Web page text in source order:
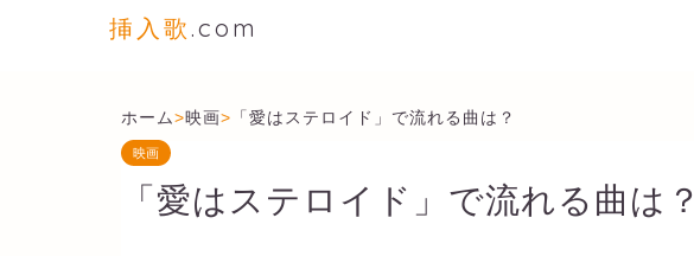
挿入歌.com
ホーム>映画> 「愛はステロイド」で流れる曲は？
映画
「愛はステロイド」で流れる曲は？